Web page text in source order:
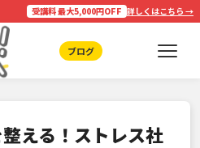
受講料 最大5,000円OFF 詳しくはこちら →
ブログ
える！ストレス社